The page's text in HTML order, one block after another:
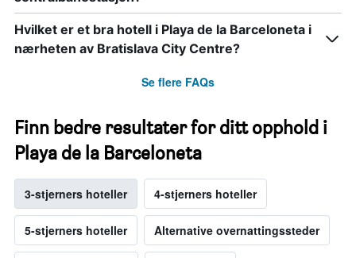
Hvilket er et bra hotell i Playa de la Barceloneta i
nærheten av Bratislava City Centre?
Se flere FAQs
Finn bedre resultater for ditt opphold i
Playa de la Barceloneta
3-stjerners hoteller 4-stjerners hoteller
5-stjerners hoteller Alternative overnattingssteder